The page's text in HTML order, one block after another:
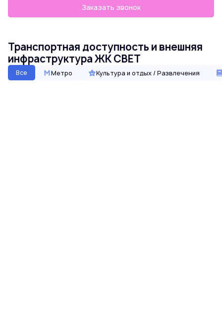
Заказать звонок
Транспортная доступность и внешняя
инфраструктура ЖК СВЕТ
Все Метро Культура и отдых / Развлечения